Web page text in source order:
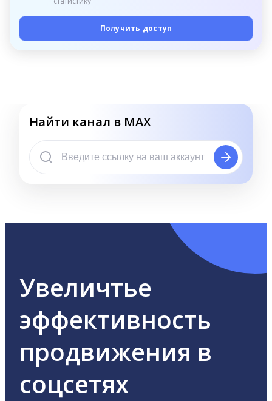
Получить доступ
Найти канал в MAX
Увеличтье
эффективность
продвижения в
соцсетях